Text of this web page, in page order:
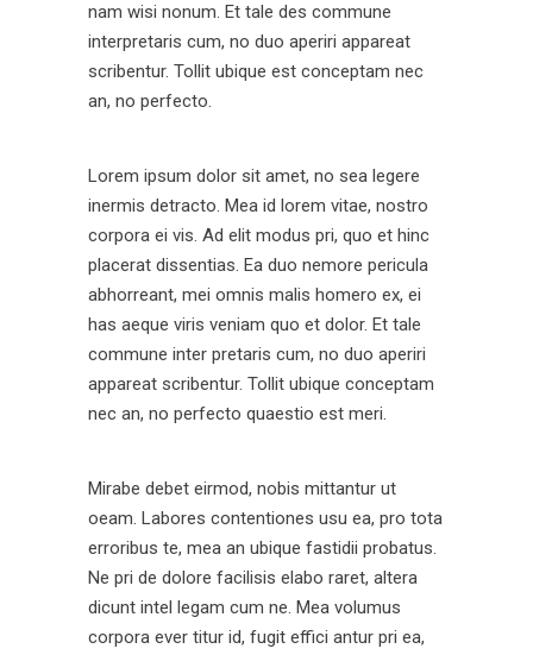
nam wisi nonum. Et tale des commune
interpretaris cum, no duo aperiri appareat
scribentur. Tollit ubique est conceptam nec
an, no perfecto.
Lorem ipsum dolor sit amet, no sea legere
inermis detracto. Mea id lorem vitae, nostro
corpora ei vis. Ad elit modus pri, quo et hinc
placerat dissentias. Ea duo nemore pericula
abhorreant, mei omnis malis homero ex, ei
has aeque viris veniam quo et dolor. Et tale
commune inter pretaris cum, no duo aperiri
appareat scribentur. Tollit ubique conceptam
nec an, no perfecto quaestio est meri.
Mirabe debet eirmod, nobis mittantur ut
oeam. Labores contentiones usu ea, pro tota
erroribus te, mea an ubique fastidii probatus.
Ne pri de dolore facilisis elabo raret, altera
dicunt intel legam cum ne. Mea volumus
corpora ever titur id, fugit effici antur pri ea,